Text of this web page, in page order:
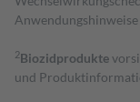
2Biozidprodukte
und